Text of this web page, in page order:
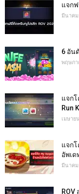
แจก
มีนาคม
6 อัน
พฤษภา
แจก
Run
เมษาย
แจก
อัพเ
มีนาคม